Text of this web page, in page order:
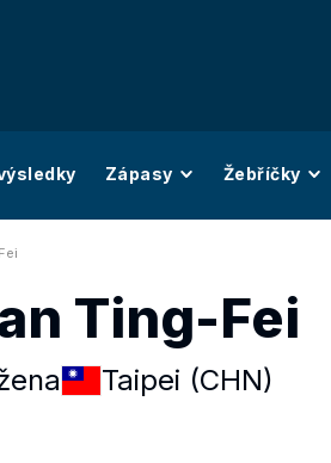
Zápasy Žebříčky
Ting-Fei
Taipei (CHN)